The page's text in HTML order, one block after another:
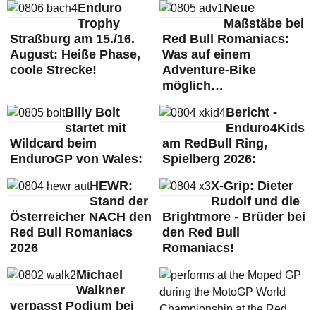
Enduro
Trophy
Straßburg am 15./16.
August: Heiße Phase,
coole Strecke!
Neue
Maßstäbe bei
Red Bull Romaniacs:
Was auf einem
Adventure-Bike
möglich…
Billy Bolt
startet mit
Wildcard beim
EnduroGP von Wales:
Bericht -
Enduro4Kids
am RedBull Ring,
Spielberg 2026:
HEWR:
Stand der
Österreicher NACH den
Red Bull Romaniacs
2026
X-Grip: Dieter
Rudolf und die
Brightmore - Brüder bei
den Red Bull
Romaniacs!
Michael
Walkner
verpasst Podium bei